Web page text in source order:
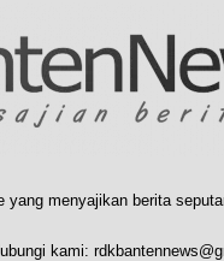
yang menyajikan berita
kami: